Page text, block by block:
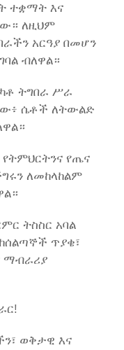
ተቋማት እና
ለዚህም
አርዓያ በመሆን
ብለዋል።
ትግበራ ሥራ
ሴቶች ለትውልድ
የጤና
ለመከላከልም
ትስስር አባል
ጥያቄ፣
ማብራሪያ
ወቅታዊ እና